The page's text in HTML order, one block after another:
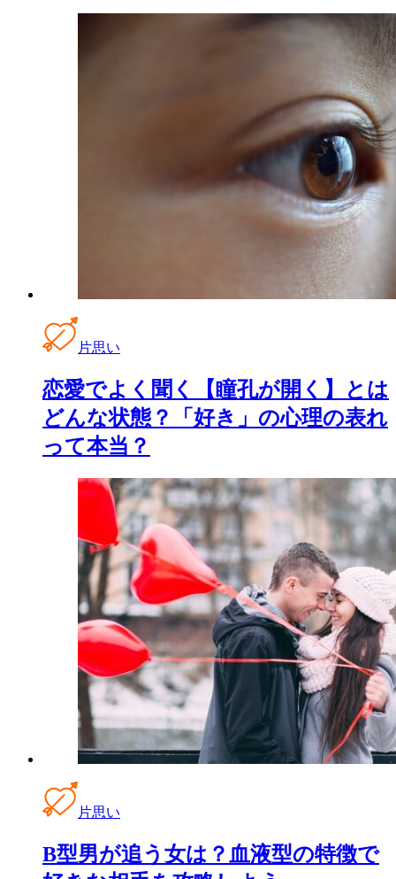
片思い
恋愛でよく聞く【瞳孔が開く】とは
どんな状態？「好き」の心理の表れ
って本当？
片思い
B型男が追う女は？血液型の特徴で